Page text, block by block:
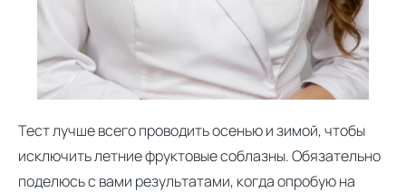
Тест лучше всего проводить осенью и зимой, чтобы
исключить летние фруктовые соблазны. Обязательно
поделюсь с вами результатами, когда опробую на